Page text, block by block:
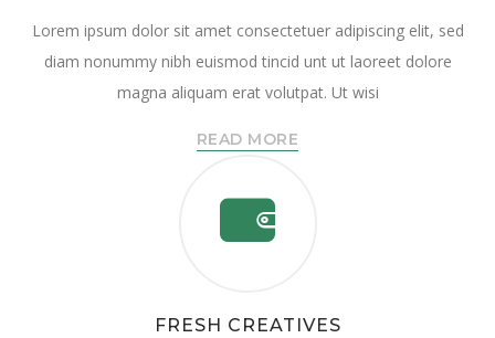
Lorem ipsum dolor sit amet consectetuer adipiscing elit, sed
diam nonummy nibh euismod tincid unt ut laoreet dolore
magna aliquam erat volutpat. Ut wisi
READ MORE
FRESH CREATIVES